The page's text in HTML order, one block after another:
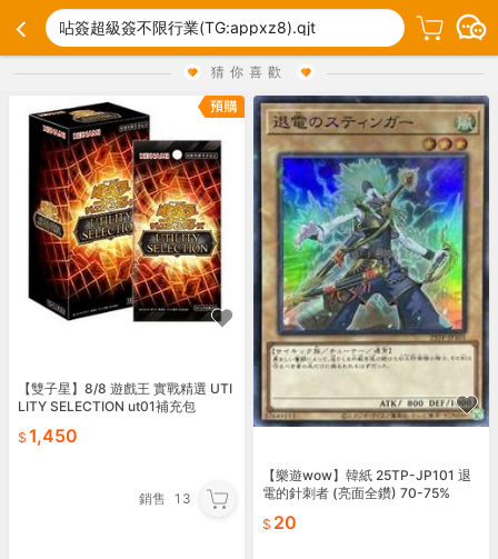
呫簽超級簽不限行業(TG:appxz8).qjt
猜你喜歡
【雙子星】8/8 遊戲王 實戰精選 UTI
LITY SELECTION ut01補充包
1,450
銷售 13
【樂遊wow】韓紙 25TP-JP101 退
電的針刺者 (亮面全鑽) 70-75%
20